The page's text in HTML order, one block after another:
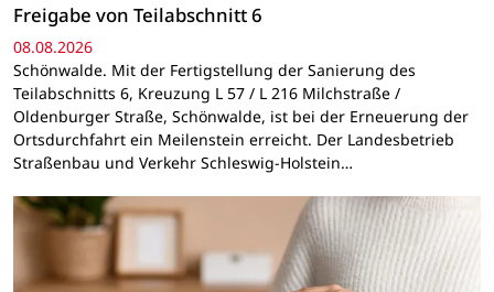
Freigabe von Teilabschnitt 6
08.08.2026
Schönwalde. Mit der Fertigstellung der Sanierung des
Teilabschnitts 6, Kreuzung L 57 / L 216 Milchstraße /
Oldenburger Straße, Schönwalde, ist bei der Erneuerung der
Ortsdurchfahrt ein Meilenstein erreicht. Der Landesbetrieb
Straßenbau und Verkehr Schleswig-Holstein…